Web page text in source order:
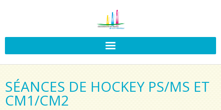
SÉANCES DE HOCKEY PS/MS ET
CM1/CM2